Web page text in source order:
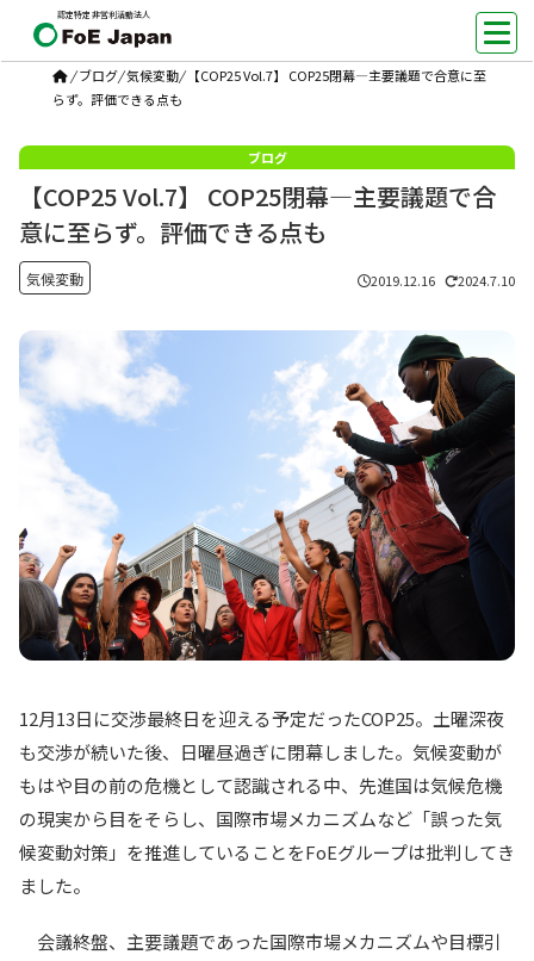
認定特定非営利活動法人
/ ブログ/気候変動/
【COP25 Vol.7】 COP25閉幕―主要議題で合意に至
らず。評価できる点も
【COP25 Vol.7】 COP25閉幕―主要議題で合
意に至らず。評価できる点も
気候変動 2019.12.16 2024.7.10
12月13日に交渉最終日を迎える予定だったCOP25。土曜深夜
も交渉が続いた後、日曜昼過ぎに閉幕しました。気候変動が
もはや目の前の危機として認識される中、先進国は気候危機
の現実から目をそらし、国際市場メカニズムなど「誤った気
候変動対策」を推進していることをFoEグループは批判してき
ました。
会議終盤、主要議題であった国際市場メカニズムや目標引